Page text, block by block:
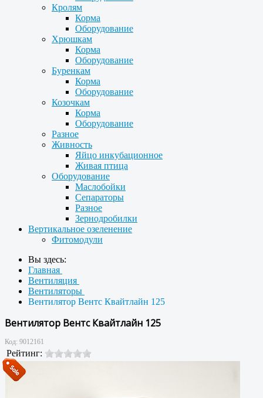
Кролям
Корма
Оборудование
Хрюшкам
Корма
Оборудование
Буренкам
Корма
Оборудование
Козочкам
Корма
Оборудование
Разное
Живность
Яйцо инкубационное
Живая птица
Оборудование
Маслобойки
Сепараторы
Разное
Зернодробилки
Вертикальное озеленение
Фитомодули
Вы здесь:
Главная
Вентиляция
Вентиляторы
Вентилятор Вентс Квайтлайн 125
Вентилятор Вентс Квайтлайн 125
Код: 9012161
Рейтинг: